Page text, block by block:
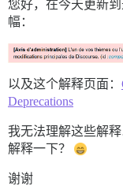
您好，在今天更新
幅：
以及这个解释页面：
Deprecations
我无法理解这些解
解释一下？
谢谢